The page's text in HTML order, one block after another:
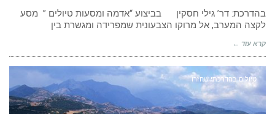
בהדרכת: דר’ גילי חסקין בביצוע “אדמה ומסעות טיולים ” מסע
לקצה המערב, אל מרוקו הצבעונית שמפרידה ומגשרת בין
קרא עוד ←
טיולים בהדרכתי שחזרו